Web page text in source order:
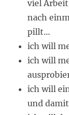
viel
nach
pillt…
ich will
ich will
ich will
und